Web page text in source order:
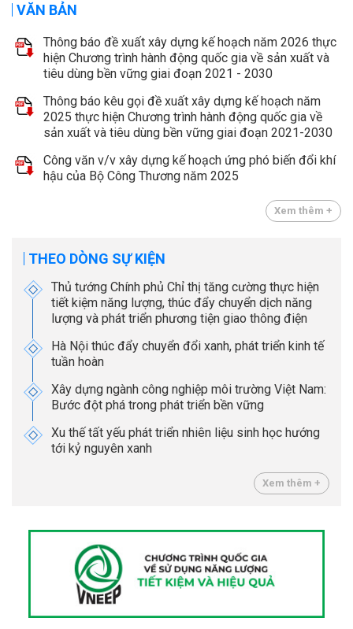
VĂN BẢN
Thông báo đề xuất xây dựng kế hoạch năm 2026 thực
hiện Chương trình hành động quốc gia về sản xuất và
tiêu dùng bền vững giai đoạn 2021 - 2030
Thông báo kêu gọi đề xuất xây dựng kế hoạch năm
2025 thực hiện Chương trình hành động quốc gia về
sản xuất và tiêu dùng bền vững giai đoạn 2021-2030
Công văn v/v xây dựng kế hoạch ứng phó biến đổi khí
hậu của Bộ Công Thương năm 2025
Xem thêm +
THEO DÒNG SỰ KIỆN
Thủ tướng Chính phủ Chỉ thị tăng cường thực hiện
tiết kiệm năng lượng, thúc đẩy chuyển dịch năng
lượng và phát triển phương tiện giao thông điện
Hà Nội thúc đẩy chuyển đổi xanh, phát triển kinh tế
tuần hoàn
Xây dựng ngành công nghiệp môi trường Việt Nam:
Bước đột phá trong phát triển bền vững
Xu thế tất yếu phát triển nhiên liệu sinh học hướng
tới kỷ nguyên xanh
Xem thêm +